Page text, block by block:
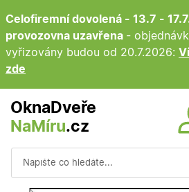
Celofiremní dovolená - 13.7 -
provozovna uzavřena -
vyřizovány budou od 20.7.2026:
zde
OknaDveře
NaMíru.cz
Vyhledávání